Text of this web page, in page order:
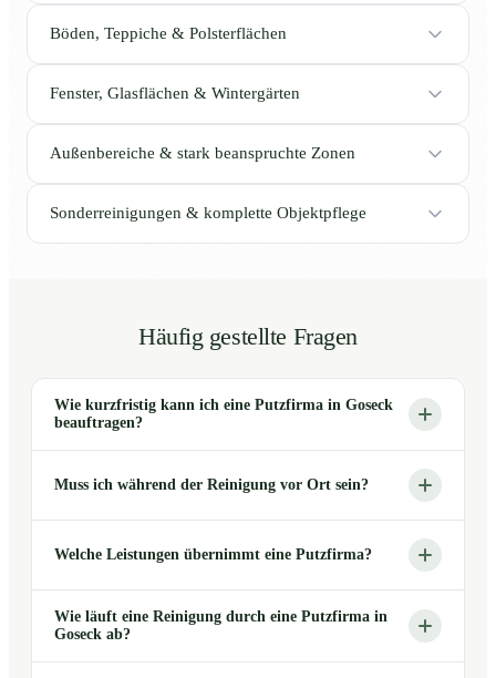
Böden, Teppiche & Polsterflächen
Fenster, Glasflächen & Wintergärten
Außenbereiche & stark beanspruchte Zonen
Sonderreinigungen & komplette Objektpflege
Häufig gestellte Fragen
Wie kurzfristig kann ich eine Putzfirma in Goseck
beauftragen?
Muss ich während der Reinigung vor Ort sein?
Welche Leistungen übernimmt eine Putzfirma?
Wie läuft eine Reinigung durch eine Putzfirma in
Goseck ab?